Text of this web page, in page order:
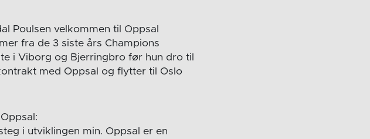
Poulsen velkommen til Oppsal
fra de 3 siste års Champions
i Viborg og Bjerringbro før hun dro til
med Oppsal og flytter til Oslo
i utviklingen min. Oppsal er en